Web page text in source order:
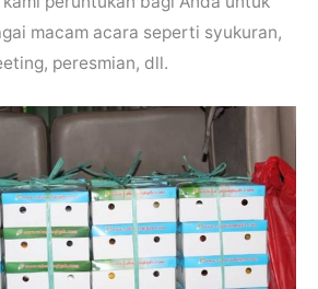
macam acara seperti syukuran,
peresmian, dll.